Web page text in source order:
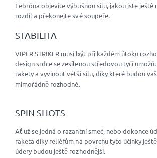
Lebróna objevíte výbušnou sílu, jakou jste ještě
rozdíl a překonejte své soupeře.
STABILITA
VIPER STRIKER musí být při každém útoku
design srdce se zesílenou středovou tyčí
rakety a vyvinout větší sílu, díky které budou
mimořádně rozhodné.
SPIN SHOTS
Ať už se jedná o razantní smeč, nebo dokonce
raketa díky reliéfům na povrchu tyto účinky
údery budou ještě rozhodnější.